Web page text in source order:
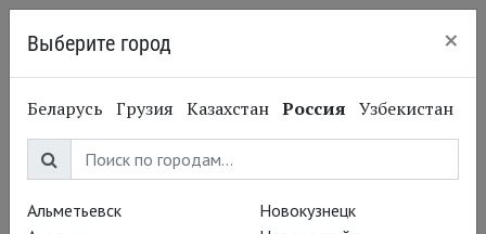
Соня Йончева
Sonya Yoncheva
Выберите город ×
Беларусь Грузия Казахстан Россия Узбекистан
Альметьевск
Новокузнецк